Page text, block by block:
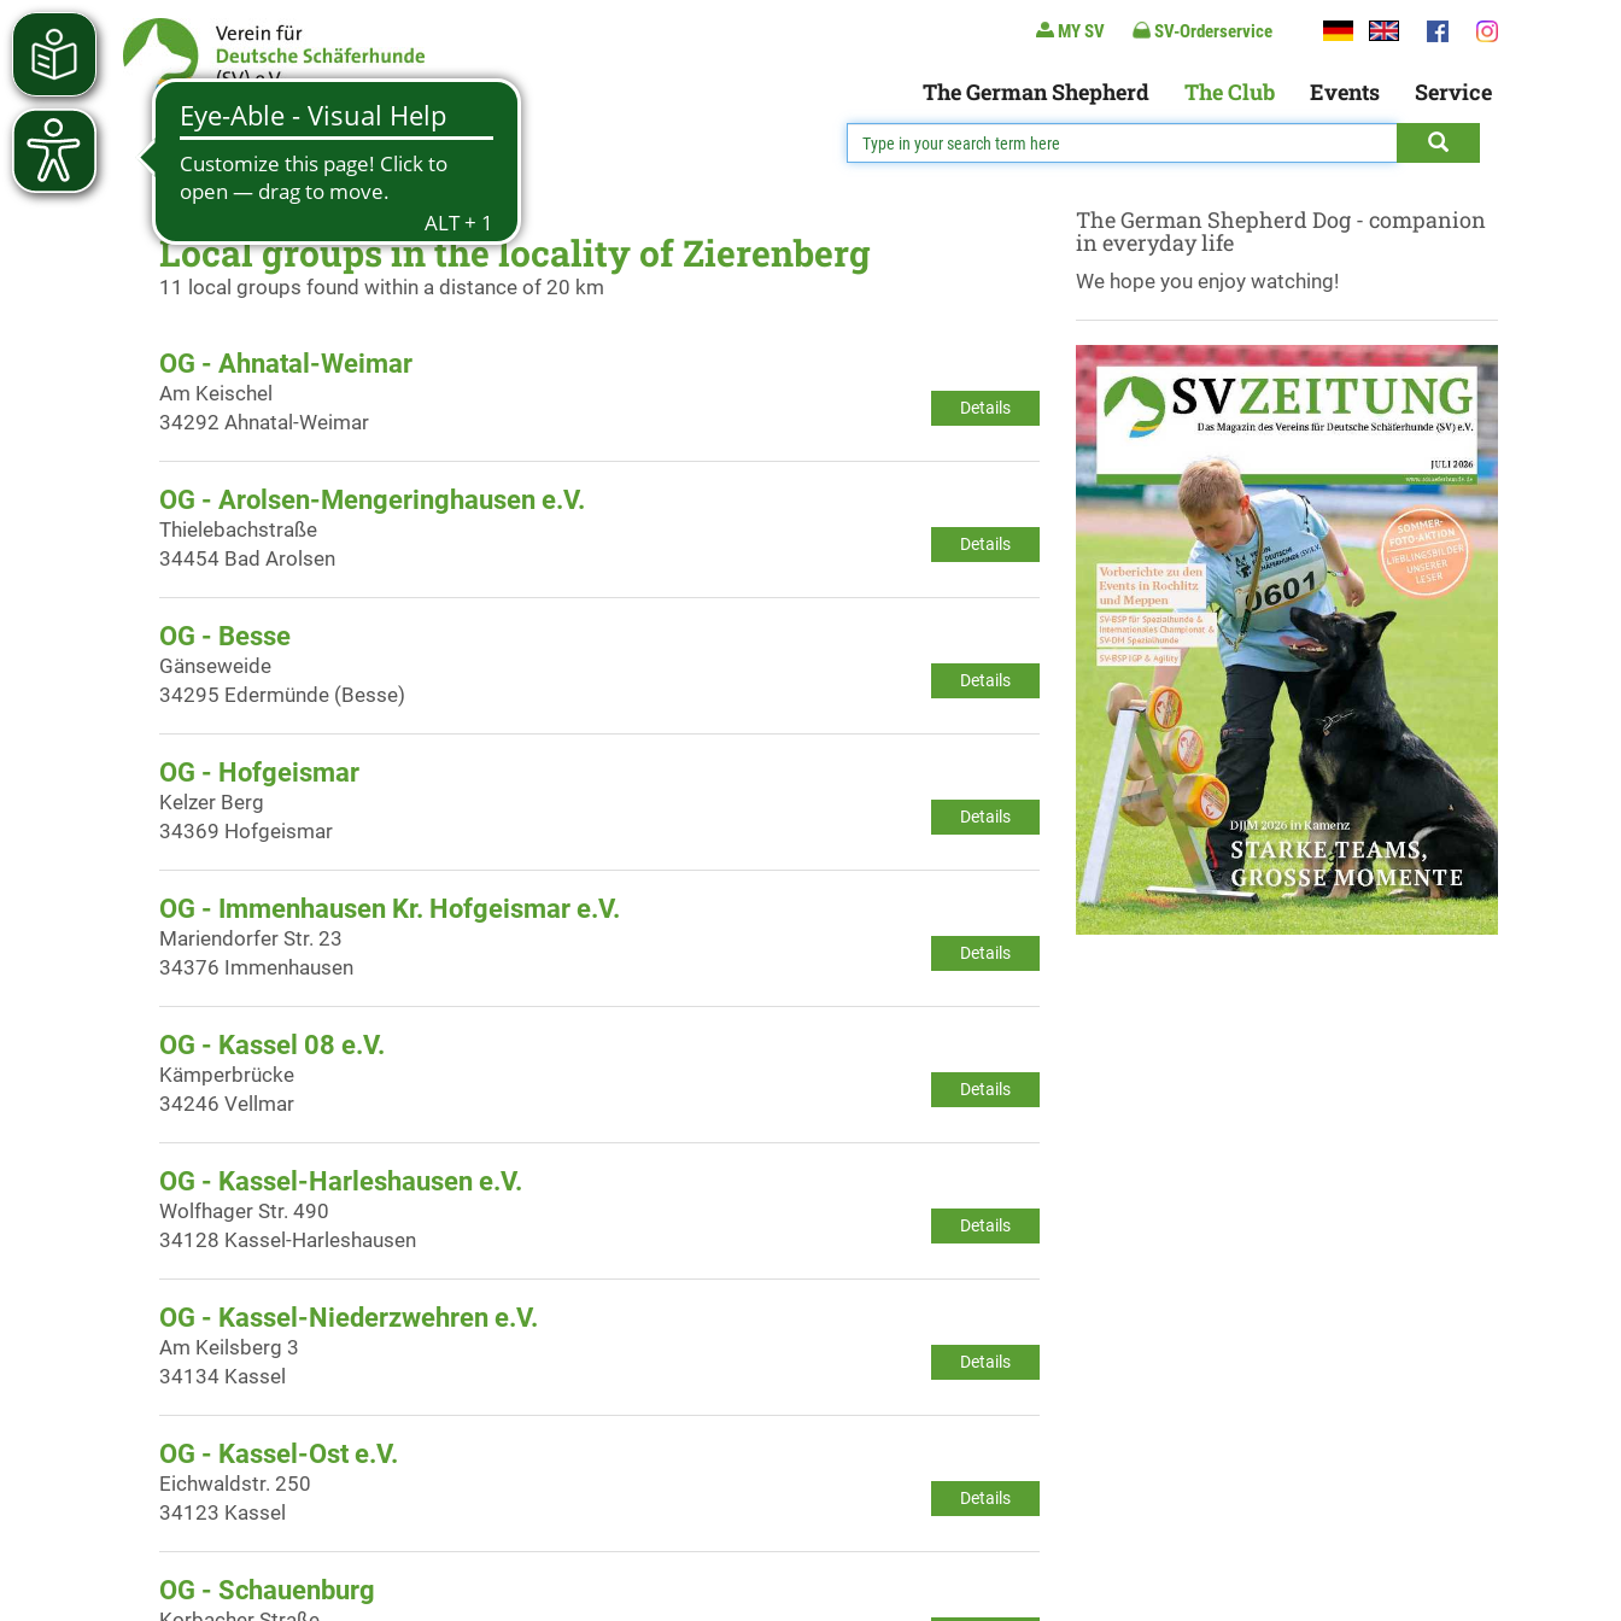
MY SV SV-Orderservice
The German Shepherd The Club Events Service
Local groups in the locality of Zierenberg
11 local groups found within a distance of 20 km
OG - Ahnatal-Weimar
Details
Am Keischel
34292 Ahnatal-Weimar
OG - Arolsen-Mengeringhausen e.V.
Details
Thielebachstraße
34454 Bad Arolsen
OG - Besse
Details
Gänseweide
34295 Edermünde (Besse)
OG - Hofgeismar
Details
Kelzer Berg
34369 Hofgeismar
OG - Immenhausen Kr. Hofgeismar e.V.
Details
Mariendorfer Str. 23
34376 Immenhausen
OG - Kassel 08 e.V.
Details
Kämperbrücke
34246 Vellmar
OG - Kassel-Harleshausen e.V.
Details
Wolfhager Str. 490
34128 Kassel-Harleshausen
OG - Kassel-Niederzwehren e.V.
Details
Am Keilsberg 3
34134 Kassel
OG - Kassel-Ost e.V.
Details
Eichwaldstr. 250
34123 Kassel
OG - Schauenburg
The German Shepherd Dog - companion
in everyday life
We hope you enjoy watching!